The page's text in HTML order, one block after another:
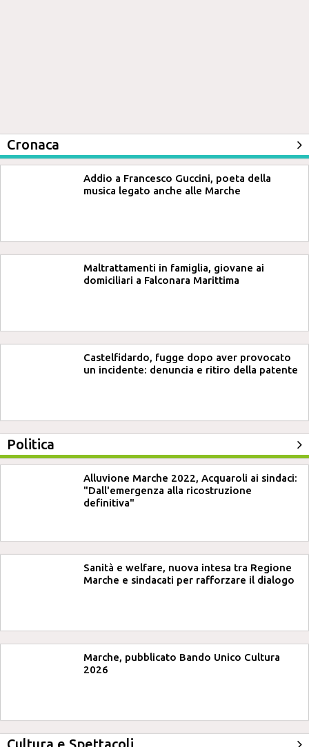
Cronaca
Addio a Francesco Guccini, poeta della
musica legato anche alle Marche
Maltrattamenti in famiglia, giovane ai
domiciliari a Falconara Marittima
Castelfidardo, fugge dopo aver provocato
un incidente: denuncia e ritiro della patente
Politica
Alluvione Marche 2022, Acquaroli ai sindaci:
"Dall'emergenza alla ricostruzione
definitiva"
Sanità e welfare, nuova intesa tra Regione
Marche e sindacati per rafforzare il dialogo
Marche, pubblicato Bando Unico Cultura
2026